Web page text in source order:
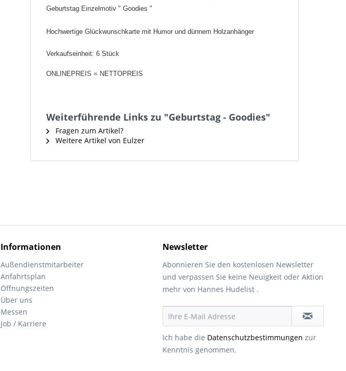
Geburtstag Einzelmotiv " Goodies "
Hochwertige Glückwunschkarte mit Humor und dünnem Holzanhänger
Verkaufseinheit: 6 Stück
ONLINEPREIS = NETTOPREIS
Weiterführende Links zu "Geburtstag - Goodies"
Fragen zum Artikel?
Weitere Artikel von Eulzer
Informationen
Außendienstmitarbeiter
Anfahrtsplan
Öffnungszeiten
Über uns
Messen
Job / Karriere
Newsletter
Abonnieren Sie den kostenlosen Newsletter
und verpassen Sie keine Neuigkeit oder Aktion
mehr von Hannes Hudelist .
Ich habe die Datenschutzbestimmungen zur
Kenntnis genommen.